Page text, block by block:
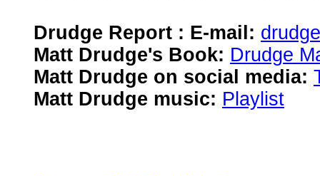
Drudge Report : E-mail:
Matt Drudge's Book: Drudge
Matt Drudge on social media:
Matt Drudge music: Playlist